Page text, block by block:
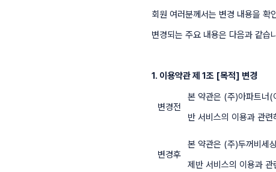
회원 여러분께서는 변경 내용을 확
변경되는 주요 내용은 다음과 같습
1. 이용약관 제 1조 [목적] 변경
변경전
본 약관은 (주)아파트너(
반 서비스의 이용과 관
변경후
본 약관은 (주)두꺼비세
제반 서비스의 이용과